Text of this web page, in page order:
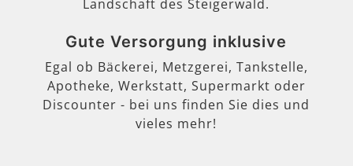
Landschaft des Steigerwald.
Gute Versorgung inklusive
Egal ob Bäckerei, Metzgerei, Tankstelle,
Apotheke, Werkstatt, Supermarkt oder
Discounter - bei uns finden Sie dies und
vieles mehr!